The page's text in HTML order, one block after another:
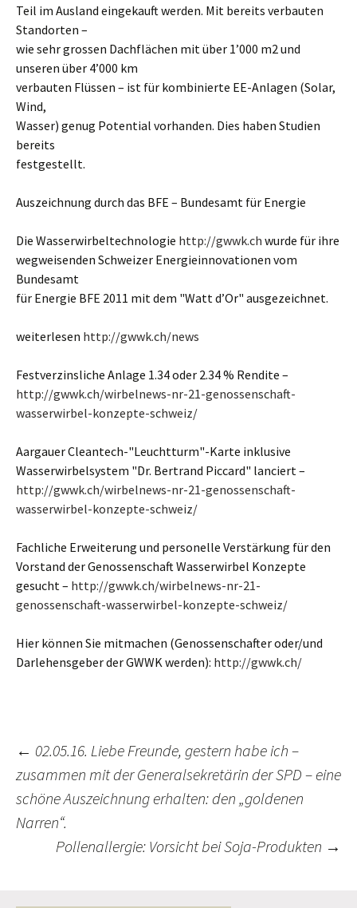
Teil im Ausland eingekauft werden. Mit bereits verbauten
Standorten –
wie sehr grossen Dachflächen mit über 1’000 m2 und
unseren über 4’000 km
verbauten Flüssen – ist für kombinierte EE-Anlagen (Solar,
Wind,
Wasser) genug Potential vorhanden. Dies haben Studien
bereits
festgestellt.
Auszeichnung durch das BFE – Bundesamt für Energie
Die Wasserwirbeltechnologie http://gwwk.ch wurde für ihre
wegweisenden Schweizer Energieinnovationen vom
Bundesamt
für Energie BFE 2011 mit dem "Watt d’Or" ausgezeichnet.
weiterlesen http://gwwk.ch/news
Festverzinsliche Anlage 1.34 oder 2.34 % Rendite –
http://gwwk.ch/wirbelnews-nr-21-genossenschaft-
wasserwirbel-konzepte-schweiz/
Aargauer Cleantech-"Leuchtturm"-Karte inklusive
Wasserwirbelsystem "Dr. Bertrand Piccard" lanciert –
http://gwwk.ch/wirbelnews-nr-21-genossenschaft-
wasserwirbel-konzepte-schweiz/
Fachliche Erweiterung und personelle Verstärkung für den
Vorstand der Genossenschaft Wasserwirbel Konzepte
gesucht – http://gwwk.ch/wirbelnews-nr-21-
genossenschaft-wasserwirbel-konzepte-schweiz/
Hier können Sie mitmachen (Genossenschafter oder/und
Darlehensgeber der GWWK werden): http://gwwk.ch/
Beitrags-
Navigation
← 02.05.16. Liebe Freunde, gestern habe ich –
zusammen mit der Generalsekretärin der SPD – eine
schöne Auszeichnung erhalten: den „goldenen
Narren“.
Pollenallergie: Vorsicht bei Soja-Produkten →